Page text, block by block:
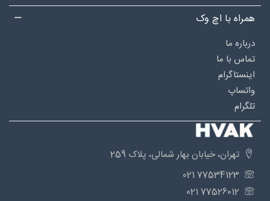
همراه با اچ وک
درباره‌ ما
تماس با ما
اینستاگرام
واتساپ
تلگرام
تهران، خیابان بهار شمالی، پلاک 259
77534123 021
77526012 021